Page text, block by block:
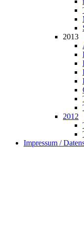
2013
2012
Impressum /